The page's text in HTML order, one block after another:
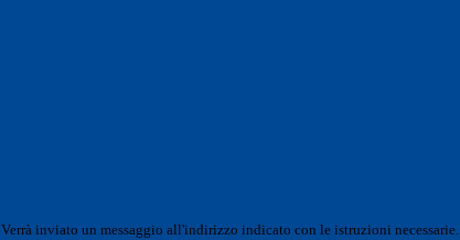
Verrà inviato un messaggio all'indirizzo indicato con le istruzioni necessarie.